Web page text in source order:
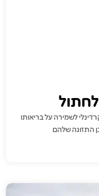
לשמירה על בריאותו
התזונה שלהם